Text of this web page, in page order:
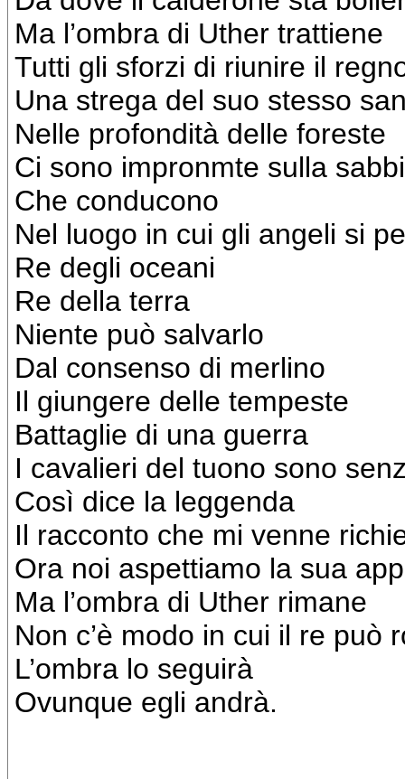
Ma l’ombra di Uther trattiene
Tutti gli sforzi di riunire il
Una strega del suo stesso
Nelle profondità delle foreste
Ci sono impronmte sulla
Che conducono
Nel luogo in cui gli angeli si
Re degli oceani
Re della terra
Niente può salvarlo
Dal consenso di merlino
Il giungere delle tempeste
Battaglie di una guerra
I cavalieri del tuono sono
Così dice la leggenda
Il racconto che mi venne
Ora noi aspettiamo la sua
Ma l’ombra di Uther rimane
Non c’è modo in cui il re può
L’ombra lo seguirà
Ovunque egli andrà.